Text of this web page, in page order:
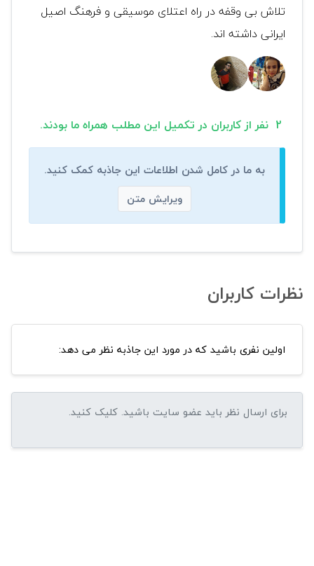
تلاش بی وقفه در راه اعتلای موسیقی و فرهنگ اصیل
ایرانی داشته اند.
به ما در کامل شدن اطلاعات این جاذبه کمک کنید.
ویرایش متن
نظرات کاربران
اولین نفری باشید که در مورد این جاذبه نظر می دهد: